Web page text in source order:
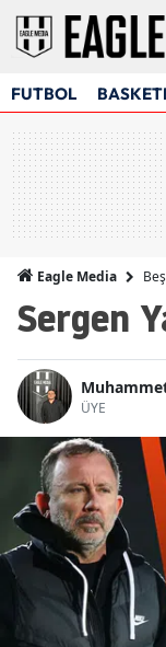
FUTBOL
Eagle Media
Sergen
ÜYE